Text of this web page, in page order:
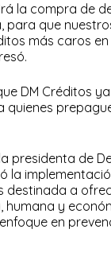
la compra de
para que
más caros
DM Créditos
quienes
presidenta de
la
destinada a
humana y
en